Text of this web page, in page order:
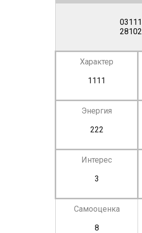
Характер
1111
Энергия
222
Интерес
3
Самооценка
8